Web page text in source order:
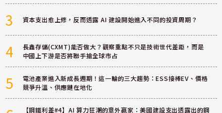
3 資本支出愈上修，反而透露 AI 建設開始進入不同的投資周期？
4
長鑫存儲(CXMT)能否做大？觀察重點不只是技術世代差距，而是
中國上下游是否將聯手搶全球市占
5
電池產業進入新成長週期！這一輪的三大趨勢：ESS接棒EV、價格
競爭升溫、供應鏈在地化
【鋼鐵利差#4】AI 算力狂潮的意外贏家：美國建設支出透露出的鋼